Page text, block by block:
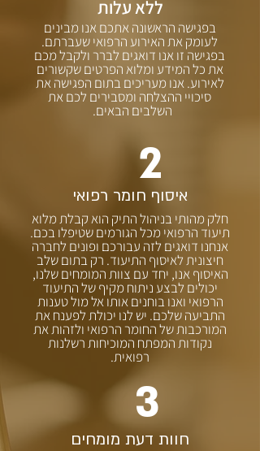
ללא עלות
בפגישה הראשונה אתכם אנו מבינים
לעומק את האירוע הרפואי שעברתם.
בפגישה זו אנו דואגים לברר ולקבל מכם
את כל המידע ומלוא הפרטים שקשורים
לאירוע. אנו מעריכים בתום הפגישה את
סיכויי ההצלחה ומסבירים לכם את
השלבים הבאים.
איסוף חומר רפואי
2
חלק מהותי בניהול התיק הוא קבלת מלוא
תיעוד הרפואי מכל הגורמים שטיפלו בכם.
אנחנו דואגים לזה עבורכם ופונים לחברה
חיצונית לאיסוף התיעוד. רק בתום שלב
האיסוף אנו, יחד עם צוות המומחים שלנו,
יכולים לבצע ניתוח מקיף של התיעוד
הרפואי ואנו בוחנים אותו אל מול טענות
התביעה שלכם. יש לנו יכולת לפענח את
המורכבות של החומר הרפואי ולזהות את
נקודות המפתח המוכיחות רשלנות
רפואית.
חוות דעת מומחים
3